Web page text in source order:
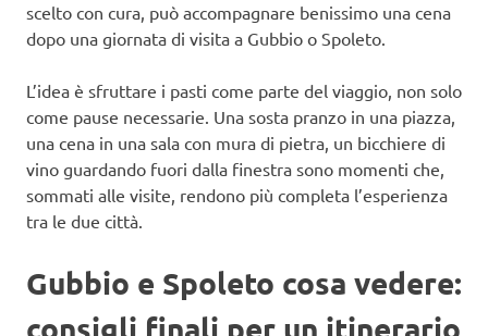
scelto con cura, può accompagnare benissimo una cena
dopo una giornata di visita a Gubbio o Spoleto.
L’idea è sfruttare i pasti come parte del viaggio, non solo
come pause necessarie. Una sosta pranzo in una piazza,
una cena in una sala con mura di pietra, un bicchiere di
vino guardando fuori dalla finestra sono momenti che,
sommati alle visite, rendono più completa l’esperienza
tra le due città.
Gubbio e Spoleto cosa vedere:
consigli finali per un itinerario